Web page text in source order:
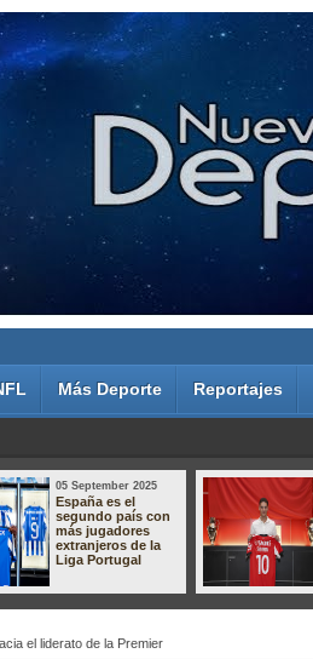
Más Deporte Reportajes
05 September 2025
España es el
segundo país con
más jugadores
extranjeros de la
Liga Portugal
el liderato de la Premier